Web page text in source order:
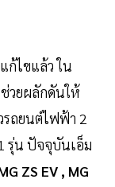
ก้ไขแล้ว ใน
วยผลักดันให้
รถยนต์ไฟฟ้า 2
รุ่น ปัจจุบันเอ็ม
ZS EV , MG